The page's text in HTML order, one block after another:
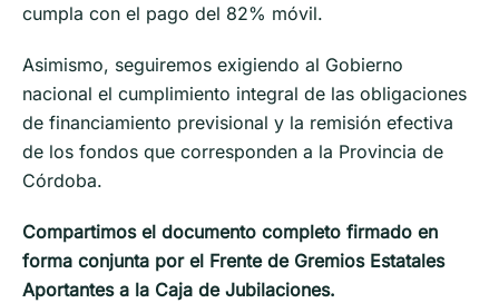
cumpla con el pago del 82% móvil.
Asimismo, seguiremos exigiendo al Gobierno
nacional el cumplimiento integral de las obligaciones
de financiamiento previsional y la remisión efectiva
de los fondos que corresponden a la Provincia de
Córdoba.
Compartimos el documento completo firmado en
forma conjunta por el Frente de Gremios Estatales
Aportantes a la Caja de Jubilaciones.